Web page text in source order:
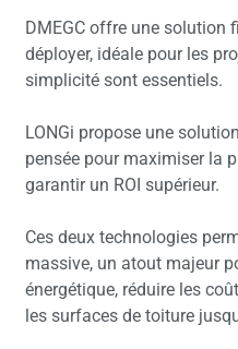
DMEGC offre une solution
déployer, idéale pour les
simplicité sont essentiels.
LONGi propose une
pensée pour maximiser la
garantir un ROI supérieur.
Ces deux technologies
massive, un atout majeur
énergétique, réduire les
les surfaces de toiture